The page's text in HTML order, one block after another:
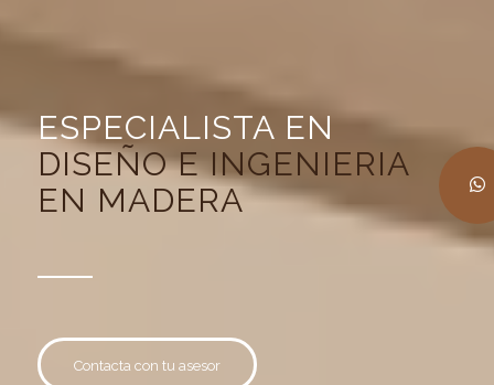
ESPECIALISTA EN
DISEÑO E INGENIERIA
EN MADERA
Contacta con tu asesor